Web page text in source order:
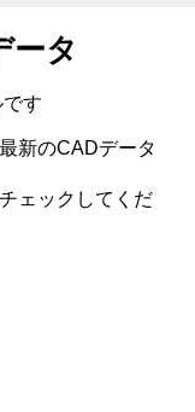
ータ
す
新のCADデータ
ェックしてくだ